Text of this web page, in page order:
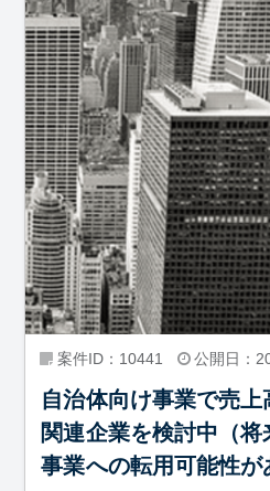
案件ID：10441 公開日：
自治体向け事業で売
関連企業を検討中（
事業への転用可能性が